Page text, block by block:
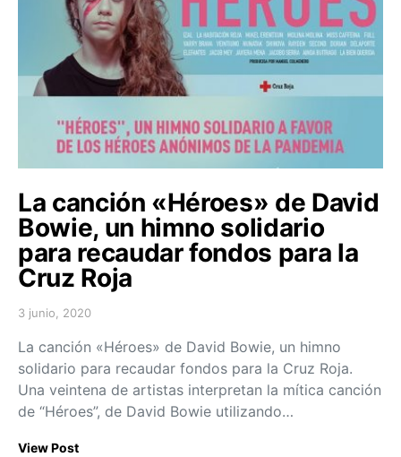
La canción «Héroes» de David
Bowie, un himno solidario
para recaudar fondos para la
Cruz Roja
Posted on
3 junio, 2020
La canción «Héroes» de David Bowie, un himno
solidario para recaudar fondos para la Cruz Roja.
Una veintena de artistas interpretan la mítica canción
de “Héroes”, de David Bowie utilizando…
View Post